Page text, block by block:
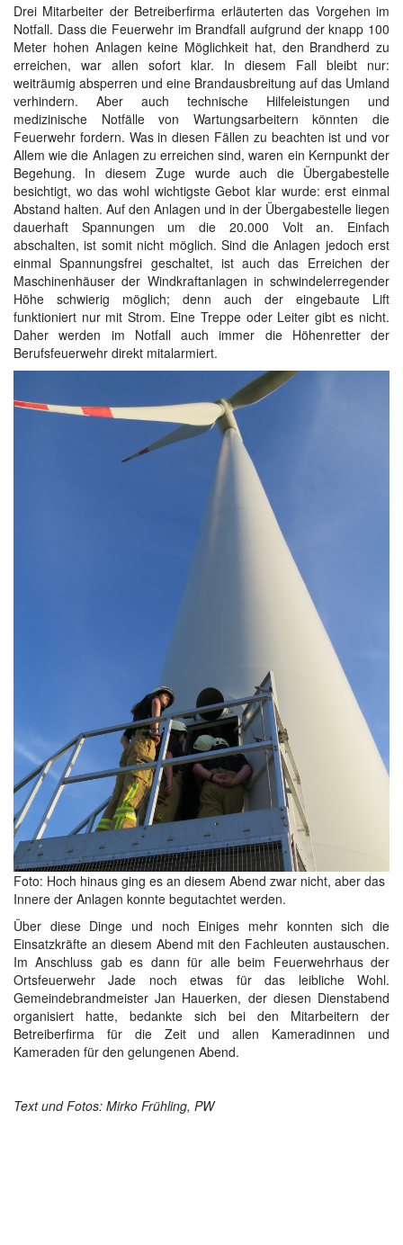
Drei Mitarbeiter der Betreiberfirma erläuterten das Vorgehen im
Notfall. Dass die Feuerwehr im Brandfall aufgrund der knapp 100
Meter hohen Anlagen keine Möglichkeit hat, den Brandherd zu
erreichen, war allen sofort klar. In diesem Fall bleibt nur:
weiträumig absperren und eine Brandausbreitung auf das Umland
verhindern. Aber auch technische Hilfeleistungen und
medizinische Notfälle von Wartungsarbeitern könnten die
Feuerwehr fordern. Was in diesen Fällen zu beachten ist und vor
Allem wie die Anlagen zu erreichen sind, waren ein Kernpunkt der
Begehung. In diesem Zuge wurde auch die Übergabestelle
besichtigt, wo das wohl wichtigste Gebot klar wurde: erst einmal
Abstand halten. Auf den Anlagen und in der Übergabestelle liegen
dauerhaft Spannungen um die 20.000 Volt an. Einfach
abschalten, ist somit nicht möglich. Sind die Anlagen jedoch erst
einmal Spannungsfrei geschaltet, ist auch das Erreichen der
Maschinenhäuser der Windkraftanlagen in schwindelerregender
Höhe schwierig möglich; denn auch der eingebaute Lift
funktioniert nur mit Strom. Eine Treppe oder Leiter gibt es nicht.
Daher werden im Notfall auch immer die Höhenretter der
Berufsfeuerwehr direkt mitalarmiert.
Foto: Hoch hinaus ging es an diesem Abend zwar nicht, aber das
Innere der Anlagen konnte begutachtet werden.
Über diese Dinge und noch Einiges mehr konnten sich die
Einsatzkräfte an diesem Abend mit den Fachleuten austauschen.
Im Anschluss gab es dann für alle beim Feuerwehrhaus der
Ortsfeuerwehr Jade noch etwas für das leibliche Wohl.
Gemeindebrandmeister Jan Hauerken, der diesen Dienstabend
organisiert hatte, bedankte sich bei den Mitarbeitern der
Betreiberfirma für die Zeit und allen Kameradinnen und
Kameraden für den gelungenen Abend.
Text und Fotos: Mirko Frühling, PW